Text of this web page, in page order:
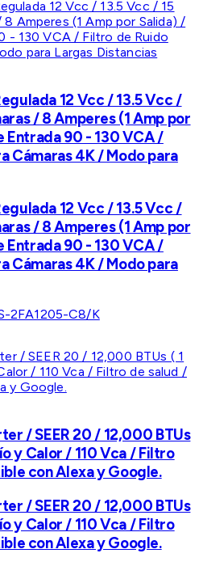
12 Vcc / 13.5 Vcc /
/ 8 Amperes (1 Amp por
Entrada 90 - 130 VCA /
Cámaras 4K / Modo para
12 Vcc / 13.5 Vcc /
/ 8 Amperes (1 Amp por
Entrada 90 - 130 VCA /
Cámaras 4K / Modo para
2FA1205-C8/K
/ SEER 20 / 12,000 BTUs
y Calor / 110 Vca / Filtro
con Alexa y Google.
/ SEER 20 / 12,000 BTUs
y Calor / 110 Vca / Filtro
con Alexa y Google.